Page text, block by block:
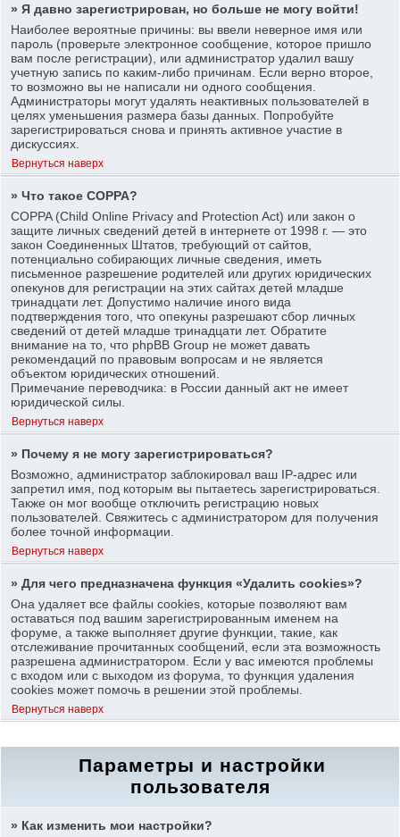
» Я давно зарегистрирован, но больше не могу войти!
Наиболее вероятные причины: вы ввели неверное имя или
пароль (проверьте электронное сообщение, которое пришло
вам после регистрации), или администратор удалил вашу
учетную запись по каким-либо причинам. Если верно второе,
то возможно вы не написали ни одного сообщения.
Администраторы могут удалять неактивных пользователей в
целях уменьшения размера базы данных. Попробуйте
зарегистрироваться снова и принять активное участие в
дискуссиях.
Вернуться наверх
» Что такое COPPA?
COPPA (Child Online Privacy and Protection Act) или закон о
защите личных сведений детей в интернете от 1998 г. — это
закон Соединенных Штатов, требующий от сайтов,
потенциально собирающих личные сведения, иметь
письменное разрешение родителей или других юридических
опекунов для регистрации на этих сайтах детей младше
тринадцати лет. Допустимо наличие иного вида
подтверждения того, что опекуны разрешают сбор личных
сведений от детей младше тринадцати лет. Обратите
внимание на то, что phpBB Group не может давать
рекомендаций по правовым вопросам и не является
объектом юридических отношений.
Примечание переводчика: в России данный акт не имеет
юридической силы.
Вернуться наверх
» Почему я не могу зарегистрироваться?
Возможно, администратор заблокировал ваш IP-адрес или
запретил имя, под которым вы пытаетесь зарегистрироваться.
Также он мог вообще отключить регистрацию новых
пользователей. Свяжитесь с администратором для получения
более точной информации.
Вернуться наверх
» Для чего предназначена функция «Удалить cookies»?
Она удаляет все файлы cookies, которые позволяют вам
оставаться под вашим зарегистрированным именем на
форуме, а также выполняет другие функции, такие, как
отслеживание прочитанных сообщений, если эта возможность
разрешена администратором. Если у вас имеются проблемы
с входом или с выходом из форума, то функция удаления
cookies может помочь в решении этой проблемы.
Вернуться наверх
Параметры и настройки
пользователя
» Как изменить мои настройки?